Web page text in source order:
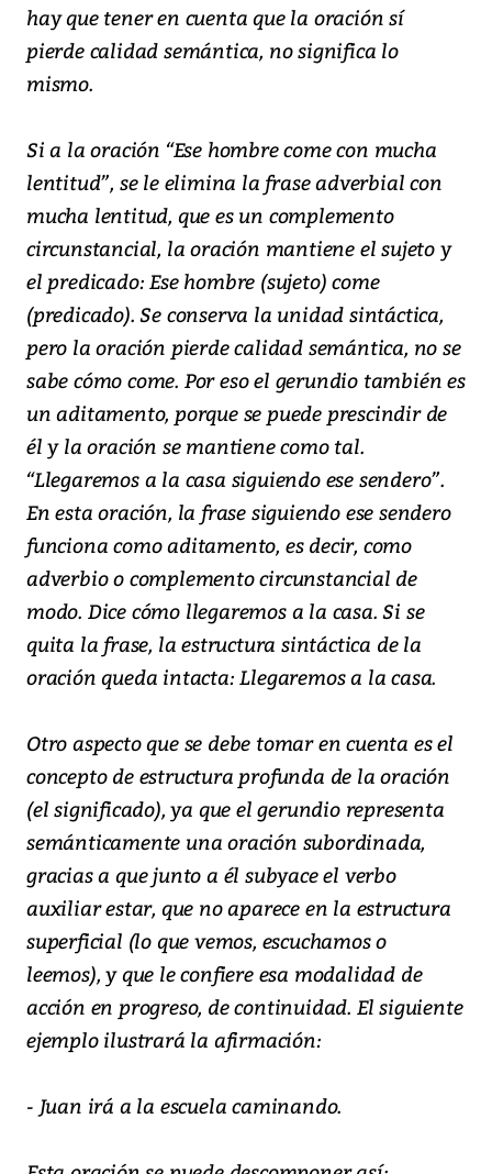
hay que tener en cuenta que la oración sí
pierde calidad semántica, no significa lo
mismo.
Si a la oración “Ese hombre come con mucha
lentitud”, se le elimina la frase adverbial con
mucha lentitud, que es un complemento
circunstancial, la oración mantiene el sujeto y
el predicado: Ese hombre (sujeto) come
(predicado). Se conserva la unidad sintáctica,
pero la oración pierde calidad semántica, no se
sabe cómo come. Por eso el gerundio también es
un aditamento, porque se puede prescindir de
él y la oración se mantiene como tal.
“Llegaremos a la casa siguiendo ese sendero”.
En esta oración, la frase siguiendo ese sendero
funciona como aditamento, es decir, como
adverbio o complemento circunstancial de
modo. Dice cómo llegaremos a la casa. Si se
quita la frase, la estructura sintáctica de la
oración queda intacta: Llegaremos a la casa.
Otro aspecto que se debe tomar en cuenta es el
concepto de estructura profunda de la oración
(el significado), ya que el gerundio representa
semánticamente una oración subordinada,
gracias a que junto a él subyace el verbo
auxiliar estar, que no aparece en la estructura
superficial (lo que vemos, escuchamos o
leemos), y que le confiere esa modalidad de
acción en progreso, de continuidad. El siguiente
ejemplo ilustrará la afirmación:
- Juan irá a la escuela caminando.